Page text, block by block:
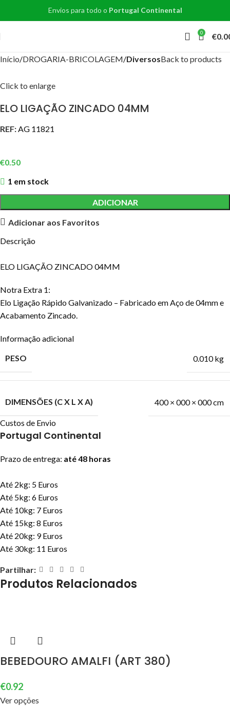
Envios para todo o Portugal Continental
0 €
Início DROGARIA-BRICOLAGEM DiversosBack to products
Click to enlarge
ELO LIGAÇÃO ZINCADO 04MM
REF:AG 11821
€0.50
1 em stock
ADICIONAR
Adicionar aos Favoritos
Descrição
ELO LIGAÇÃO ZINCADO 04MM
Notra Extra 1:
Elo Ligação Rápido Galvanizado – Fabricado em Aço de 04mm e
Acabamento Zincado.
Informação adicional
PESO
0.010 kg
DIMENSÕES (C X L X A) 400 × 000 × 000 cm
Custos de Envio
Portugal Continental
Prazo de entrega: até 48 horas
Até 2kg: 5 Euros
Até 5kg: 6 Euros
Até 10kg: 7 Euros
Até 15kg: 8 Euros
Até 20kg: 9 Euros
Até 30kg: 11 Euros
Partilhar:
Produtos Relacionados
BEBEDOURO AMALFI (ART 380)
€0.92
Ver opções